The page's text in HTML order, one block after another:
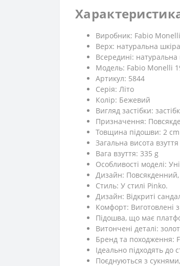
Виробник: Fabio Monelli
Верх: натуральна шкіра
Всередині: натуральна
Модель: Fabio Monelli
Артикул: 5844
Серія: Літо
Колір: Бежевий
Вигляд застібки:
Призначення:
Товщина підошви: 2 cm
Загальна висота
Вага взуття: 335 g
Особливості моделі:
Дизайн: Повсякденний,
Стиль: У стилі Pinko.
Дизайн: Відкриті
Комфорт: Виготовлені
Підошва, що має
Витончені деталі:
Бренд та походження:
Ідеально підходять до
Поєднуються з